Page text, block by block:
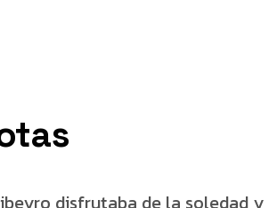
disfrutaba de la soledad y